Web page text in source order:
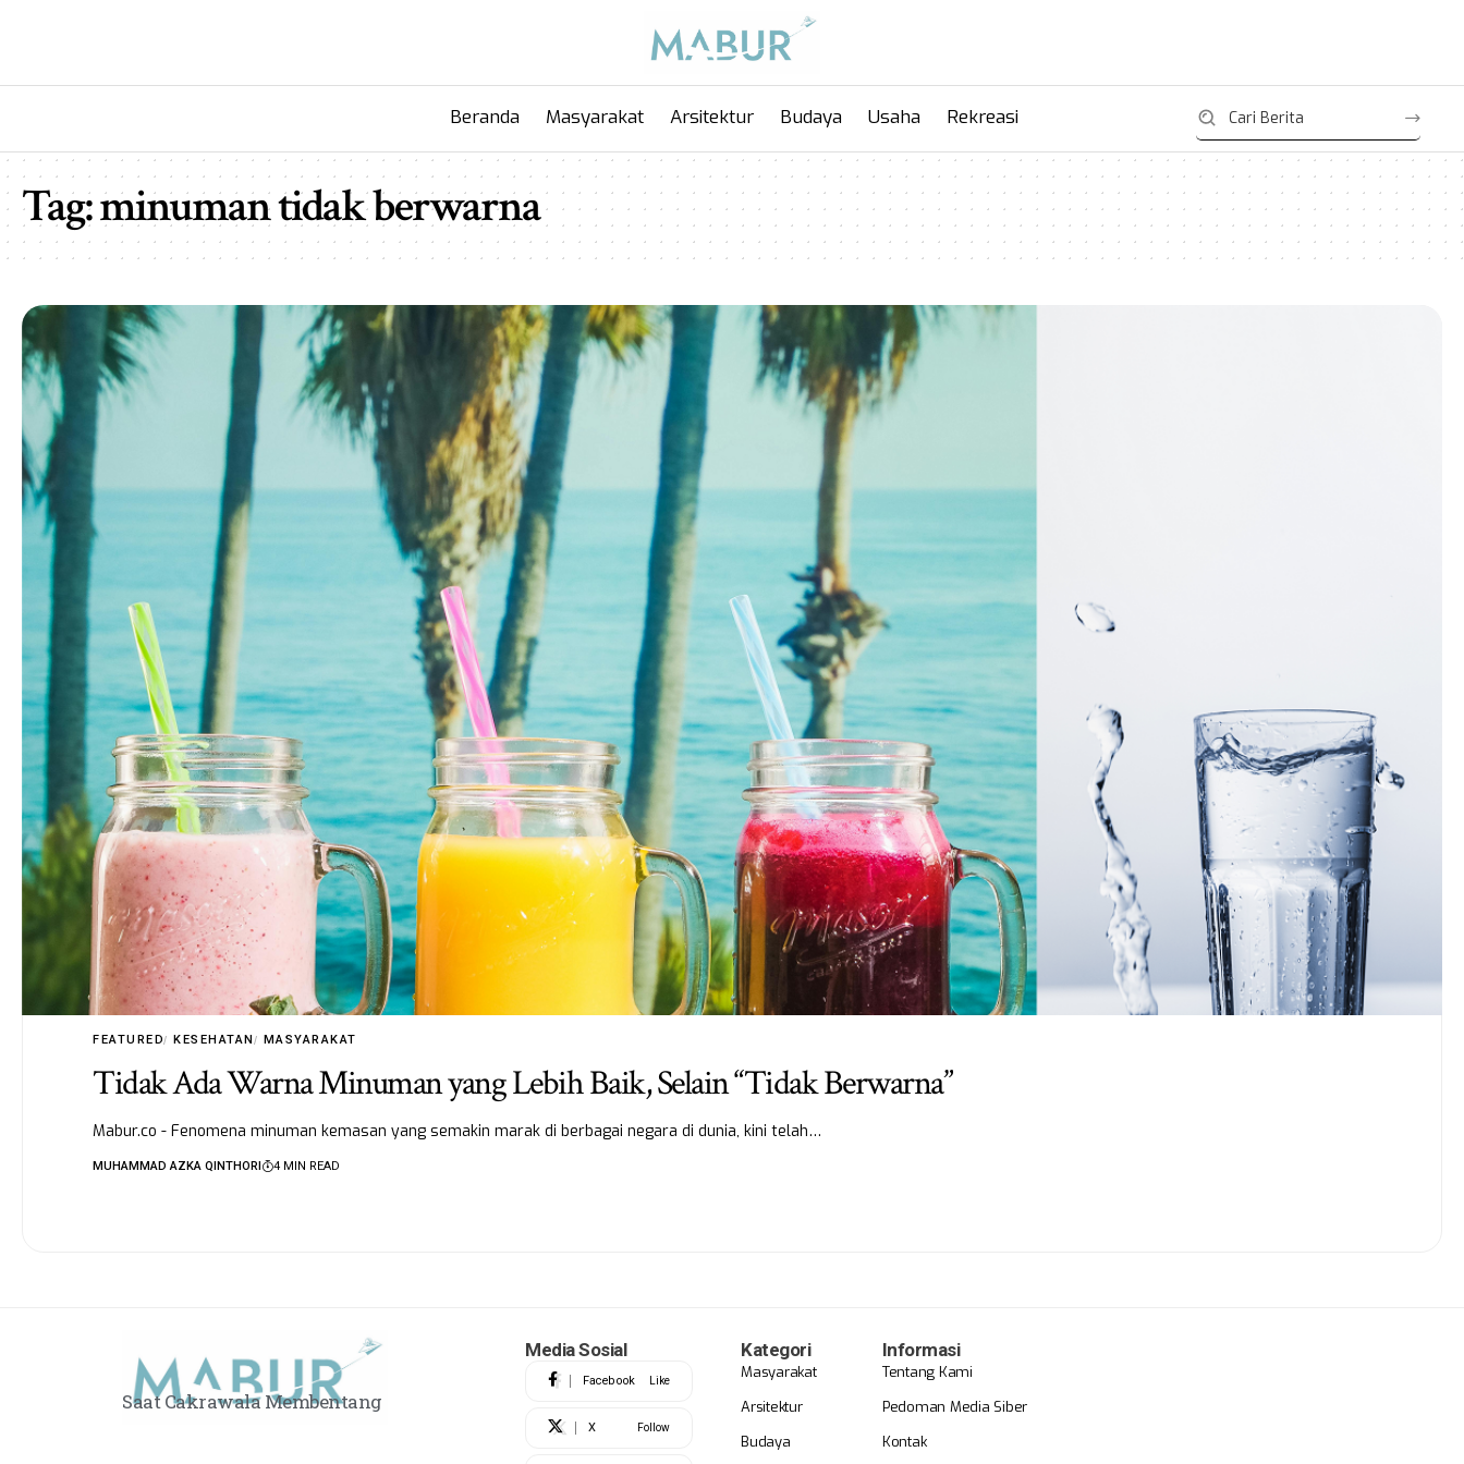
Beranda Masyarakat Arsitektur Budaya Usaha Rekreasi
Tag:minuman tidak berwarna
FEATURED KESEHATAN MASYARAKAT
Tidak Ada Warna Minuman yang Lebih Baik, Selain “Tidak Berwarna”
Mabur.co - Fenomena minuman kemasan yang semakin marak di berbagai negara di dunia, kini telah…
MUHAMMAD AZKA QINTHORI 4 MIN READ
Saat Cakrawala Membentang
Media Sosial
Facebook Like
X Follow
Kategori
Masyarakat
Arsitektur
Budaya
Informasi
Tentang Kami
Pedoman Media Siber
Kontak